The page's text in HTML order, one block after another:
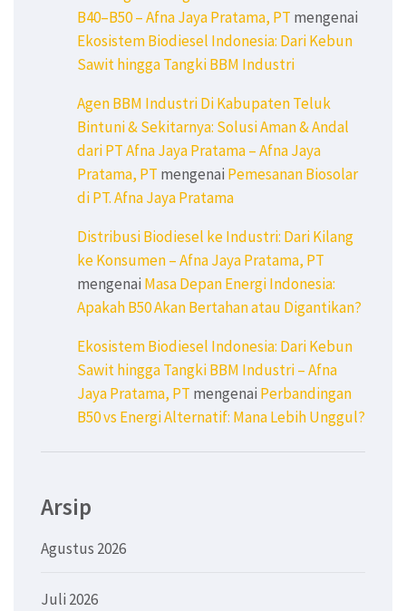
B40–B50 – Afna Jaya Pratama, PT mengenai
Ekosistem Biodiesel Indonesia: Dari Kebun
Sawit hingga Tangki BBM Industri
Agen BBM Industri Di Kabupaten Teluk
Bintuni & Sekitarnya: Solusi Aman & Andal
dari PT Afna Jaya Pratama – Afna Jaya
Pratama, PT mengenai Pemesanan Biosolar
di PT. Afna Jaya Pratama
Distribusi Biodiesel ke Industri: Dari Kilang
ke Konsumen – Afna Jaya Pratama, PT
mengenai Masa Depan Energi Indonesia:
Apakah B50 Akan Bertahan atau Digantikan?
Ekosistem Biodiesel Indonesia: Dari Kebun
Sawit hingga Tangki BBM Industri – Afna
Jaya Pratama, PT mengenai Perbandingan
B50 vs Energi Alternatif: Mana Lebih Unggul?
Arsip
Agustus 2026
Juli 2026